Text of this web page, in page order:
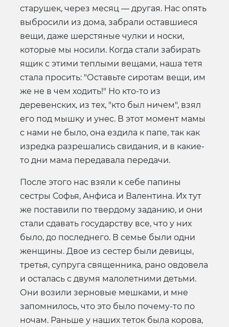
старушек, через месяц — другая. Нас опять
выбросили из дома, забрали оставшиеся
вещи, даже шерстяные чулки и носки,
которые мы носили. Когда стали забирать
ящик с этими теплыми вещами, наша тетя
стала просить: "Оставьте сиротам вещи, им
же не в чем ходить!" Но кто-то из
деревенских, из тех, "кто был ничем", взял
его под мышку и унес. В этот момент мамы
с нами не было, она ездила к папе, так как
изредка разрешались свидания, и в какие-
то дни мама передавала передачи.
После этого нас взяли к себе папины
сестры Софья, Анфиса и Валентина. Их тут
же поставили по твердому заданию, и они
стали сдавать государству все, что у них
было, до последнего. В семье были одни
женщины. Двое из сестер были девицы,
третья, супруга священника, рано овдовела
и осталась с двумя малолетними детьми.
Они возили зерновые мешками, и мне
запомнилось, что это было почему-то по
ночам. Раньше у наших теток была корова,